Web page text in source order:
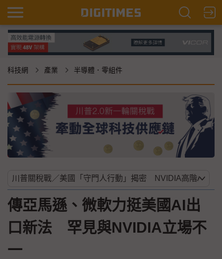
科技網 產業 半導體．零組件
傳亞馬遜、微軟力挺美國AI出
口新法 罕見與NVIDIA立場不
一